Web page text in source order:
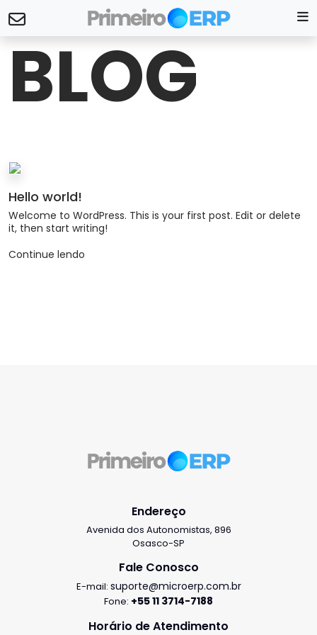
BLOG
Hello world!
Welcome to WordPress. This is your first post. Edit or delete
it, then start writing!
Continue lendo
Endereço
Avenida dos Autonomistas, 896
Osasco-SP
Fale Conosco
E-mail: suporte@microerp.com.br
Fone: +55 11 3714-7188
Horário de Atendimento